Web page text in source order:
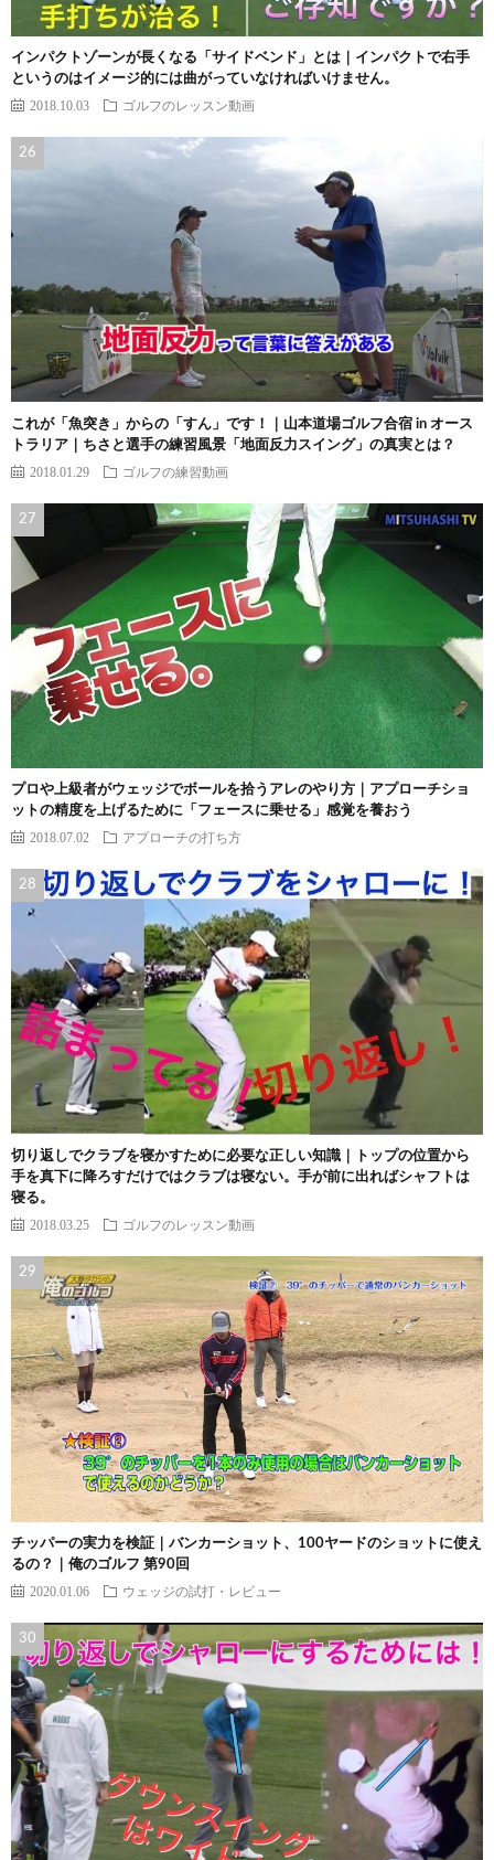
インパクトゾーンが長くなる「サイドベンド」とは｜インパクトで右手
というのはイメージ的には曲がっていなければいけません。
2018.10.03 ゴルフのレッスン動画
これが「魚突き」からの「すん」です！｜山本道場ゴルフ合宿 in オース
トラリア｜ちさと選手の練習風景「地面反力スイング」の真実とは？
2018.01.29 ゴルフの練習動画
プロや上級者がウェッジでボールを拾うアレのやり方｜アプローチショ
ットの精度を上げるために「フェースに乗せる」感覚を養おう
2018.07.02 アプローチの打ち方
切り返しでクラブを寝かすために必要な正しい知識｜トップの位置から
手を真下に降ろすだけではクラブは寝ない。手が前に出ればシャフトは
寝る。
2018.03.25 ゴルフのレッスン動画
チッパーの実力を検証｜バンカーショット、100ヤードのショットに使え
るの？｜俺のゴルフ 第90回
2020.01.06 ウェッジの試打・レビュー